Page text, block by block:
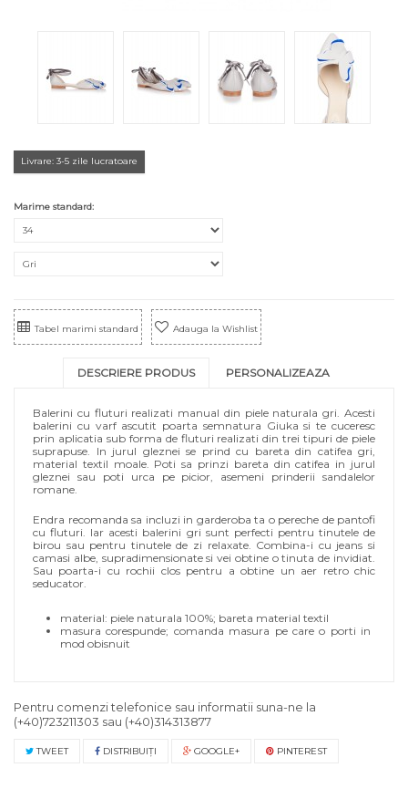
Livrare: 3-5 zile lucratoare
Marime standard:
Tabel marimi standard Adauga la Wishlist
DESCRIERE PRODUS PERSONALIZEAZA
Balerini cu fluturi realizati manual din piele naturala gri. Acesti
balerini cu varf ascutit poarta semnatura Giuka si te cuceresc
prin aplicatia sub forma de fluturi realizati din trei tipuri de piele
suprapuse. In jurul gleznei se prind cu bareta din catifea gri,
material textil moale. Poti sa prinzi bareta din catifea in jurul
gleznei sau poti urca pe picior, asemeni prinderii sandalelor
romane.
Endra recomanda sa incluzi in garderoba ta o pereche de pantofi
cu fluturi. Iar acesti balerini gri sunt perfecti pentru tinutele de
birou sau pentru tinutele de zi relaxate. Combina-i cu jeans si
camasi albe, supradimensionate si vei obtine o tinuta de invidiat.
Sau poarta-i cu rochii clos pentru a obtine un aer retro chic
seducator.
material: piele naturala 100%; bareta material textil
masura corespunde; comanda masura pe care o porti in
mod obisnuit
Pentru comenzi telefonice sau informatii suna-ne la
(+40)723211303 sau (+40)314313877
TWEET DISTRIBUIŢI GOOGLE+ PINTEREST